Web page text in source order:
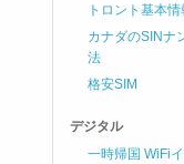
トロント基本情
カナダのSINナ
法
格安SIM
デジタル
一時帰国 WiFi